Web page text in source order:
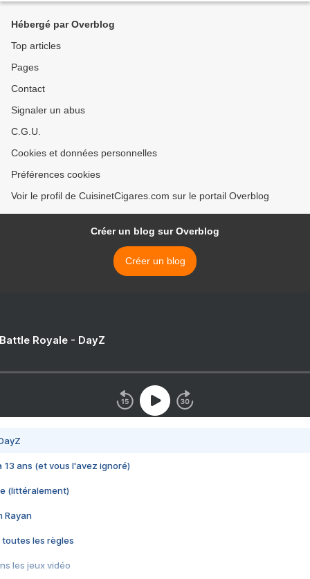
Hébergé par Overblog
Top articles
Pages
Contact
Signaler un abus
C.G.U.
Cookies et données personnelles
Préférences cookies
Voir le profil de CuisinetCigares.com sur le portail Overblog
Créer un blog sur Overblog
Créer un blog
Royale - DayZ
13 ans (et vous l'avez ignoré)
(littéralement)
Rayan
toutes les règles
les jeux vidéo